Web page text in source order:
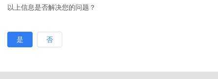
以上信息是否解决您的问题？
是 否